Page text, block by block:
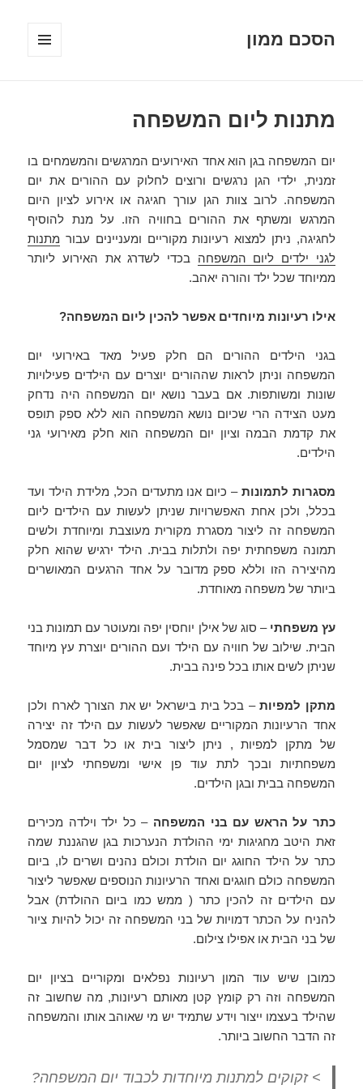
הסכם ממון
מתנות ליום המשפחה
יום המשפחה בגן הוא אחד האירועים המרגשים והמשמחים בו
זמנית, ילדי הגן נרגשים ורוצים לחלוק עם ההורים את יום
המשפחה. לרוב צוות הגן עורך חגיגה או אירוע לציון היום
המרגש ומשתף את ההורים בחוויה הזו. על מנת להוסיף
לחגיגה, ניתן למצוא רעיונות מקוריים ומעניינים עבור מתנות
לגני ילדים ליום המשפחה בכדי לשדרג את האירוע ליותר
ממיוחד שכל ילד והורה יאהב.
אילו רעיונות מיוחדים אפשר להכין ליום המשפחה?
בגני הילדים ההורים הם חלק פעיל מאד באירועי יום
המשפחה וניתן לראות שההורים יוצרים עם הילדים פעילויות
שונות ומשותפות. אם בעבר נושא יום המשפחה היה נדחק
מעט הצידה הרי שכיום נושא המשפחה הוא ללא ספק תופס
את קדמת הבמה וציון יום המשפחה הוא חלק מאירועי גני
הילדים.
מסגרות לתמונות– כיום אנו מתעדים הכל, מלידת הילד ועד
בכלל, ולכן אחת האפשרויות שניתן לעשות עם הילדים ליום
המשפחה זה ליצור מסגרת מקורית מעוצבת ומיוחדת ולשים
תמונה משפחתית יפה ולתלות בבית. הילד ירגיש שהוא חלק
מהיצירה הזו וללא ספק מדובר על אחד הרגעים המאושרים
ביותר של משפחה מאוחדת.
עץ משפחתי– סוג של אילן יוחסין יפה ומעוטר עם תמונות בני
הבית. שילוב של חוויה עם הילד ועם ההורים יוצרת עץ מיוחד
שניתן לשים אותו בכל פינה בבית.
מתקן למפיות– בכל בית בישראל יש את הצורך לארח ולכן
אחד הרעיונות המקוריים שאפשר לעשות עם הילד זה יצירה
של מתקן למפיות , ניתן ליצור בית או כל דבר שמסמל
משפחתיות ובכך לתת עוד פן אישי ומשפחתי לציון יום
המשפחה בבית ובגן הילדים.
כתר על הראש עם בני המשפחה– כל ילד וילדה מכירים
זאת היטב מחגיגות ימי ההולדת הנערכות בגן שהגננת שמה
כתר על הילד החוגג יום הולדת וכולם נהנים ושרים לו, ביום
המשפחה כולם חוגגים ואחד הרעיונות הנוספים שאפשר ליצור
עם הילדים זה להכין כתר ( ממש כמו ביום ההולדת) אבל
להניח על הכתר דמויות של בני המשפחה זה יכול להיות ציור
של בני הבית או אפילו צילום.
כמובן שיש עוד המון רעיונות נפלאים ומקוריים בציון יום
המשפחה וזה רק קומץ קטן מאותם רעיונות, מה שחשוב זה
שהילד בעצמו ייצור וידע שתמיד יש מי שאוהב אותו והמשפחה
זה הדבר החשוב ביותר.
> זקוקים למתנות מיוחדות לכבוד יום המשפחה?